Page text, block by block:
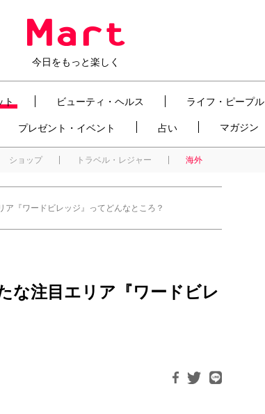
今日をもっと楽しく
ト ビューティ・ヘルス ライフ・ピープル
プレゼント・イベント 占い マガジン
ショップ トラベル・レジャー 海外
ア『ワードビレッジ』ってどんなところ？
な注目エリア『ワードビレ